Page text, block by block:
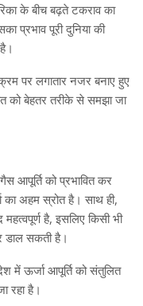
के बीच बढ़ते टकराव का
प्रभाव पूरी दुनिया की
पर लगातार नजर बनाए हुए
को बेहतर तरीके से समझा जा
आपूर्ति को प्रभावित कर
का अहम स्रोत है। साथ ही,
महत्वपूर्ण है, इसलिए किसी भी
डाल सकती है।
में ऊर्जा आपूर्ति को संतुलित
रहा है।